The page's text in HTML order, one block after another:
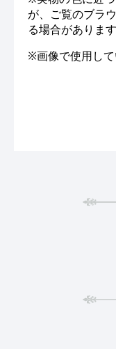
が、ご覧のブラ
る場合があります
※画像で使用して